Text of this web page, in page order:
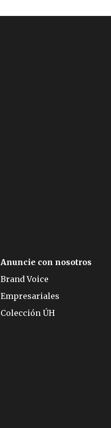
Anuncie con nosotros
Brand Voice
Empresariales
Colección ÚH